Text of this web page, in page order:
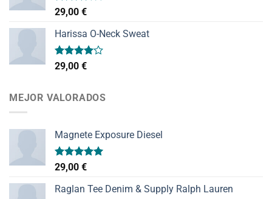
Valorado
con
3.50de
5
29,00 €
Harissa O-Neck Sweat
Valorado
con
29,00 €
MEJOR VALORADOS
Magnete Exposure Diesel
Valorado
con
de 5
29,00 €
Raglan Tee Denim & Supply Ralph Lauren